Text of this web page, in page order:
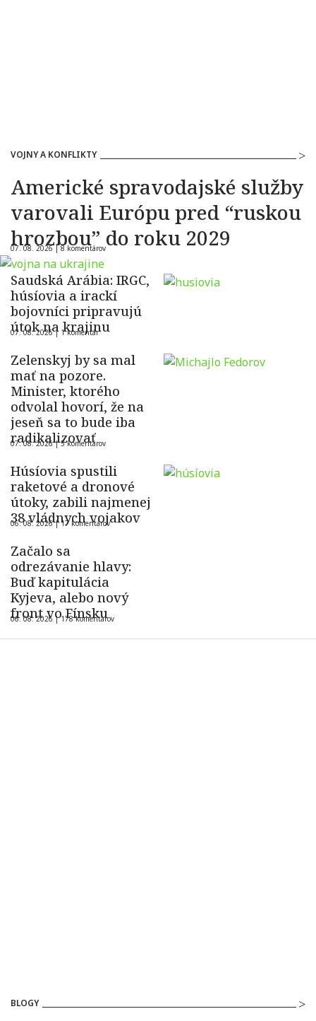
VOJNY A KONFLIKTY
Americké spravodajské služby
varovali Európu pred “ruskou
hrozbou” do roku 2029
07. 08. 2026 |8 komentárov
Saudská Arábia: IRGC,
húsíovia a irackí
bojovníci pripravujú
útok na krajinu
07. 08. 2026 | 1 komentár
Zelenskyj by sa mal
mať na pozore.
Minister, ktorého
odvolal hovorí, že na
jeseň sa to bude iba
radikalizovať
07. 08. 2026 |5 komentárov
Húsíovia spustili
raketové a dronové
útoky, zabili najmenej
38 vládnych vojakov
06. 08. 2026 |17 komentárov
Začalo sa
odrezávanie hlavy:
Buď kapitulácia
Kyjeva, alebo nový
front vo Fínsku
06. 08. 2026 |178 komentárov
BLOGY